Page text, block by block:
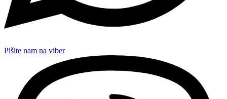
Pišite nam na viber